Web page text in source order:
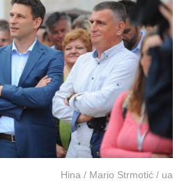
Hina / Mario Strmotić / ua